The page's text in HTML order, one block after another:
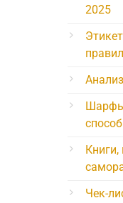
2025
Шарфы
Чек-